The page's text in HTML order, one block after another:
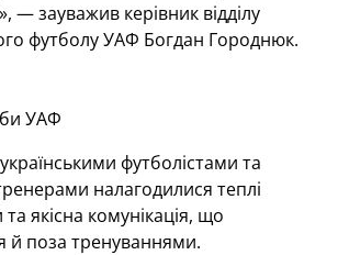
— зауважив керівник відділу
футболу УАФ Богдан Городнюк.
УАФ
футболістами та
налагодилися теплі
якісна комунікація, що
й поза тренуваннями.